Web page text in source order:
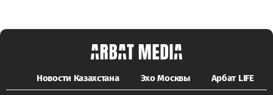
Новости Казахстана Эхо Москвы Арбат LIFE